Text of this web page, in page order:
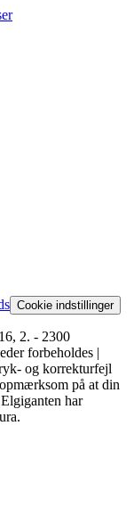
Cookie indstillinger
2. - 2300
forbeholdes |
og korrekturfejl
på at din
har